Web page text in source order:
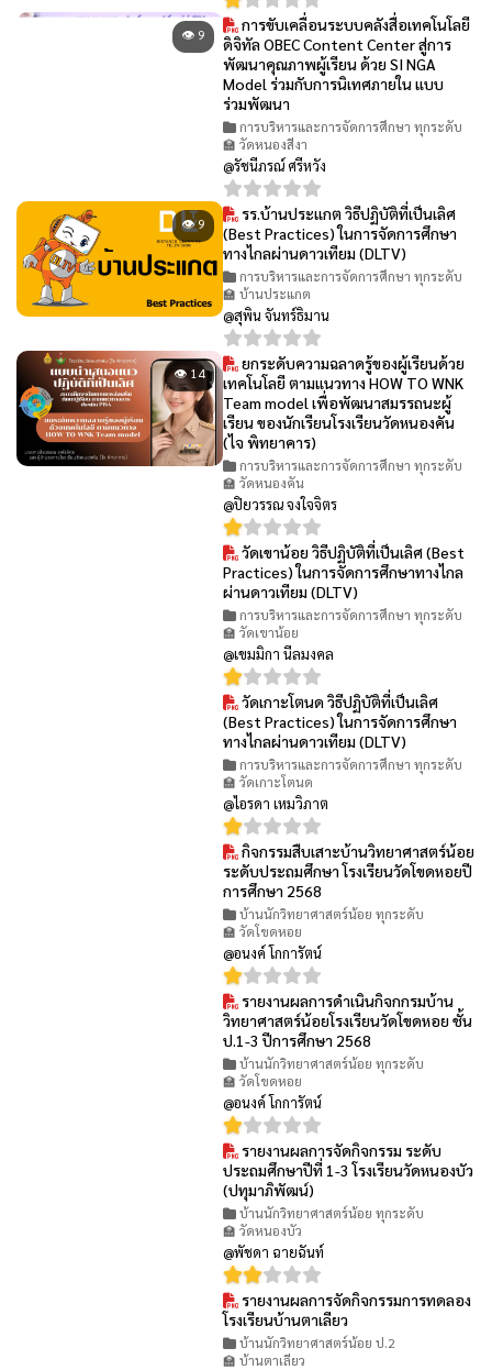
👁 9
การขับเคลื่อนระบบคลังสื่อเทคโนโลยี
ดิจิทัล OBEC Content Center สู่การ
พัฒนาคุณภาพผู้เรียน ด้วย SI NGA
Model ร่วมกับการนิเทศภายใน แบบ
ร่วมพัฒนา
การบริหารและการจัดการศึกษา ทุกระดับ
🏫 วัดหนองสีงา
@รัชนีภรณ์ ศรีหวัง
👁 9
รร.บ้านประแกต วิธีปฏิบัติที่เป็นเลิศ
(Best Practices) ในการจัดการศึกษา
ทางไกลผ่านดาวเทียม (DLTV)
การบริหารและการจัดการศึกษา ทุกระดับ
🏫 บ้านประแกต
@สุพิน จันทร์ธิมาน
👁 14
ยกระดับความฉลาดรู้ของผู้เรียนด้วย
เทคโนโลยี ตามแนวทาง HOW TO WNK
Team model เพื่อพัฒนาสมรรถนะผู้
เรียน ของนักเรียนโรงเรียนวัดหนองคัน
(ไจ พิทยาคาร)
การบริหารและการจัดการศึกษา ทุกระดับ
🏫 วัดหนองคัน
@ปิยวรรณ จงใจจิตร
วัดเขาน้อย วิธีปฏิบัติที่เป็นเลิศ (Best
Practices) ในการจัดการศึกษาทางไกล
ผ่านดาวเทียม (DLTV)
การบริหารและการจัดการศึกษา ทุกระดับ
🏫 วัดเขาน้อย
@เขมมิกา นีลมงคล
วัดเกาะโตนด วิธีปฏิบัติที่เป็นเลิศ
(Best Practices) ในการจัดการศึกษา
ทางไกลผ่านดาวเทียม (DLTV)
การบริหารและการจัดการศึกษา ทุกระดับ
🏫 วัดเกาะโตนด
@ไอรดา เหมวิภาต
กิจกรรมสืบเสาะบ้านวิทยาศาสตร์น้อย
ระดับประถมศึกษา โรงเรียนวัดโขดหอยปี
การศึกษา 2568
บ้านนักวิทยาศาสตร์น้อย ทุกระดับ
🏫 วัดโขดหอย
@อนงค์ โกการัตน์
รายงานผลการดำเนินกิจกกรมบ้าน
วิทยาศาสตร์น้อยโรงเรียนวัดโขดหอย ชั้น
ป.1-3 ปีการศึกษา 2568
บ้านนักวิทยาศาสตร์น้อย ทุกระดับ
🏫 วัดโขดหอย
@อนงค์ โกการัตน์
รายงานผลการจัดกิจกรรม ระดับ
ประถมศึกษาปีที่ 1-3 โรงเรียนวัดหนองบัว
(ปทุมาภิพัฒน์)
บ้านนักวิทยาศาสตร์น้อย ทุกระดับ
🏫 วัดหนองบัว
@พัชดา ฉายฉันท์
รายงานผลการจัดกิจกรรมการทดลอง
โรงเรียนบ้านตาเลียว
บ้านนักวิทยาศาสตร์น้อย ป.2
🏫 บ้านตาเลียว